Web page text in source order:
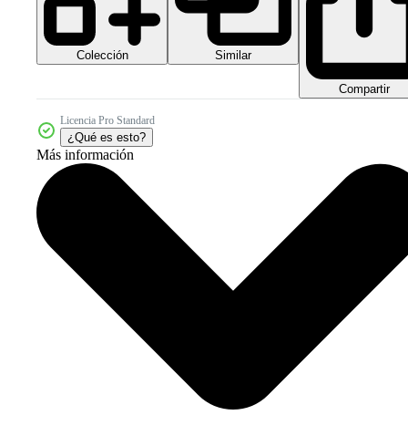
Colección Similar
Compartir
Licencia Pro Standard
¿Qué es esto?
Más información